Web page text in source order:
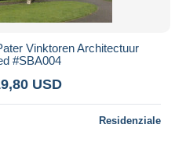
Vinktoren Architectuur
#SBA004
USD
Residenziale